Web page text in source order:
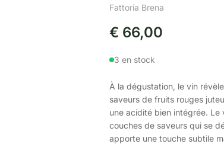
Fattoria Brena
€ 66,00
3 en stock
À la dégustation, le vin
saveurs de fruits rouges
une acidité bien intégrée.
couches de saveurs qui se
apporte une touche subtile